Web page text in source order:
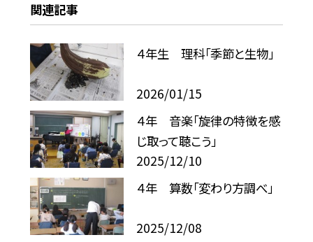
関連記事
４年生 理科「季節と生物」
2026/01/15
４年 音楽「旋律の特徴を感
じ取って聴こう」
2025/12/10
４年 算数「変わり方調べ」
2025/12/08